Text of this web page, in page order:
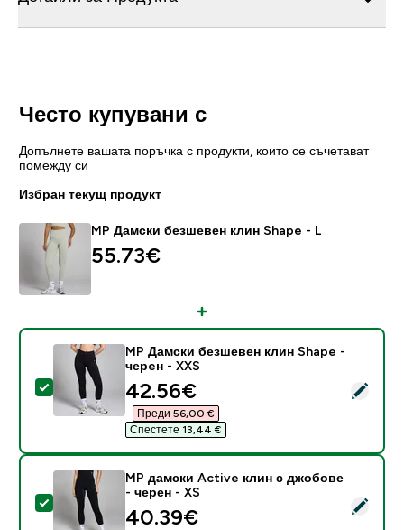
Често купувани с
Допълнете вашата поръчка с продукти, които се съчетават
помежду си
Избран текущ продукт
MP Дамски безшевен клин Shape - L
55.73€‎
Select this product - MP Дамски безшевен клин
MP Дамски безшевен клин Shape -
черeн - XXS
discounted price
42.56€‎
Преди 56,00 €‎
Спестете 13,44 €‎
Select this product - MP дамски Active клин с
MP дамски Active клин с джобове
- черен - XS
40.39€‎